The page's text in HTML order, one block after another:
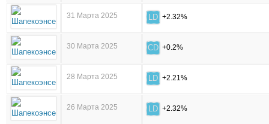
31 Марта 2025 LD +2.32%
30 Марта 2025 CD +0.2%
28 Марта 2025 LD +2.21%
26 Марта 2025 LD +2.32%